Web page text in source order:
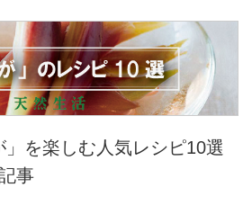
を楽しむ人気レシピ10選
事